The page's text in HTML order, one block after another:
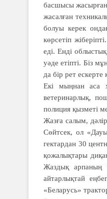
басшысы
жасалған
болуы керек
көрсетіп
еді. Енді
уәде етіпті. Біз
да бір рет ескерте
Екі мыңнан аса
ветеринарлық,
полиция қызметі
Жазға салым,
Сөйтсек, ол
гектардан 30
қожа­лықтары
Жаздық арпаның
айтарлықтай
«Беларусь»